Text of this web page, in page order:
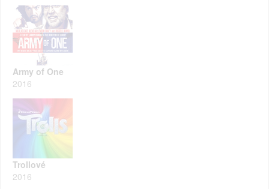
Army of One
2016
Trollové
2016